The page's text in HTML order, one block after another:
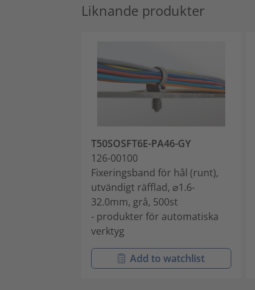
Liknande produkter
T50SOSFT6E-PA46-GY
126-00100
Fixeringsband för hål (runt),
utvändigt räfflad, ⌀1.6-
32.0mm, grå, 500st
- produkter för automatiska
verktyg
Add to watchlist